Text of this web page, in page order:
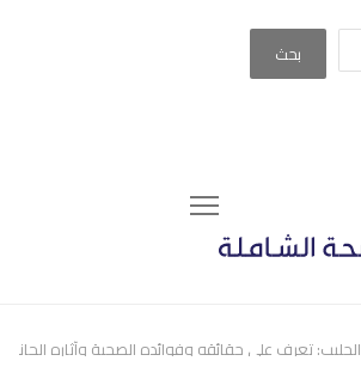
بحث
Menu
الحليب: تعرف على حقائقه وفوائده الصحية وآثاره الجانبية